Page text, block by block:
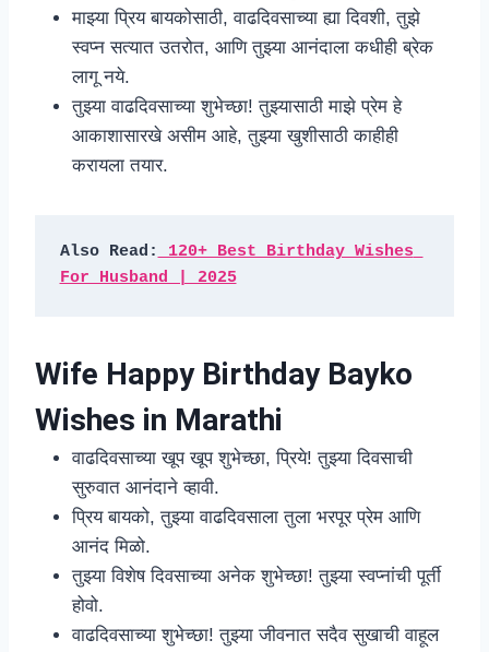
माझ्या प्रिय बायकोसाठी, वाढदिवसाच्या ह्या दिवशी, तुझे
स्वप्न सत्यात उतरोत, आणि तुझ्या आनंदाला कधीही ब्रेक
लागू नये.
तुझ्या वाढदिवसाच्या शुभेच्छा! तुझ्यासाठी माझे प्रेम हे
आकाशासारखे असीम आहे, तुझ्या खुशीसाठी काहीही
करायला तयार.
Also Read:
120+ Best Birthday Wishes
For Husband | 2025
Wife Happy Birthday Bayko
Wishes in Marathi
वाढदिवसाच्या खूप खूप शुभेच्छा, प्रिये! तुझ्या दिवसाची
सुरुवात आनंदाने व्हावी.
प्रिय बायको, तुझ्या वाढदिवसाला तुला भरपूर प्रेम आणि
आनंद मिळो.
तुझ्या विशेष दिवसाच्या अनेक शुभेच्छा! तुझ्या स्वप्नांची पूर्ती
होवो.
वाढदिवसाच्या शुभेच्छा! तुझ्या जीवनात सदैव सुखाची वाहूल